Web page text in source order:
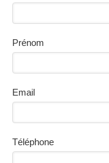
Prénom
Email
Téléphone